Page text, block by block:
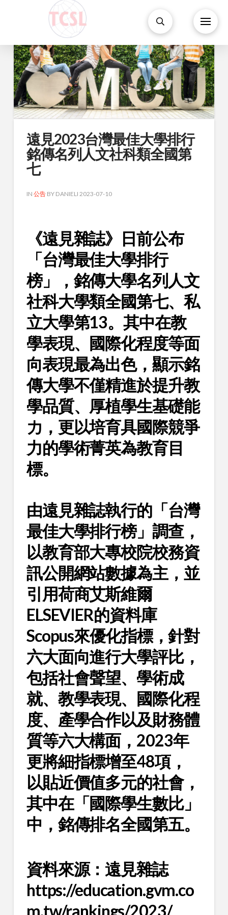
遠見2023台灣最佳大學排行
銘傳名列人文社科類全國第
七
IN 公告BY DANIELI 2023-07-10
《遠見雜誌》日前公布
「台灣最佳大學排行
榜」，銘傳大學名列人文
社科大學類全國第七、私
立大學第13。其中在教
學表現、國際化程度等面
向表現最為出色，顯示銘
傳大學不僅精進於提升教
學品質、厚植學生基礎能
力，更以培育具國際競爭
力的學術菁英為教育目
標。
由遠見雜誌執行的「台灣
最佳大學排行榜」調查，
以教育部大專校院校務資
訊公開網站數據為主，並
引用荷商艾斯維爾
ELSEVIER的資料庫
Scopus來優化指標，針對
六大面向進行大學評比，
包括社會聲望、學術成
就、教學表現、國際化程
度、產學合作以及財務體
質等六大構面，2023年
更將細指標增至48項，
以貼近價值多元的社會，
其中在「國際學生數比」
中，銘傳排名全國第五。
資料來源：遠見雜誌
https://education.gvm.co
m.tw/rankings/2023/